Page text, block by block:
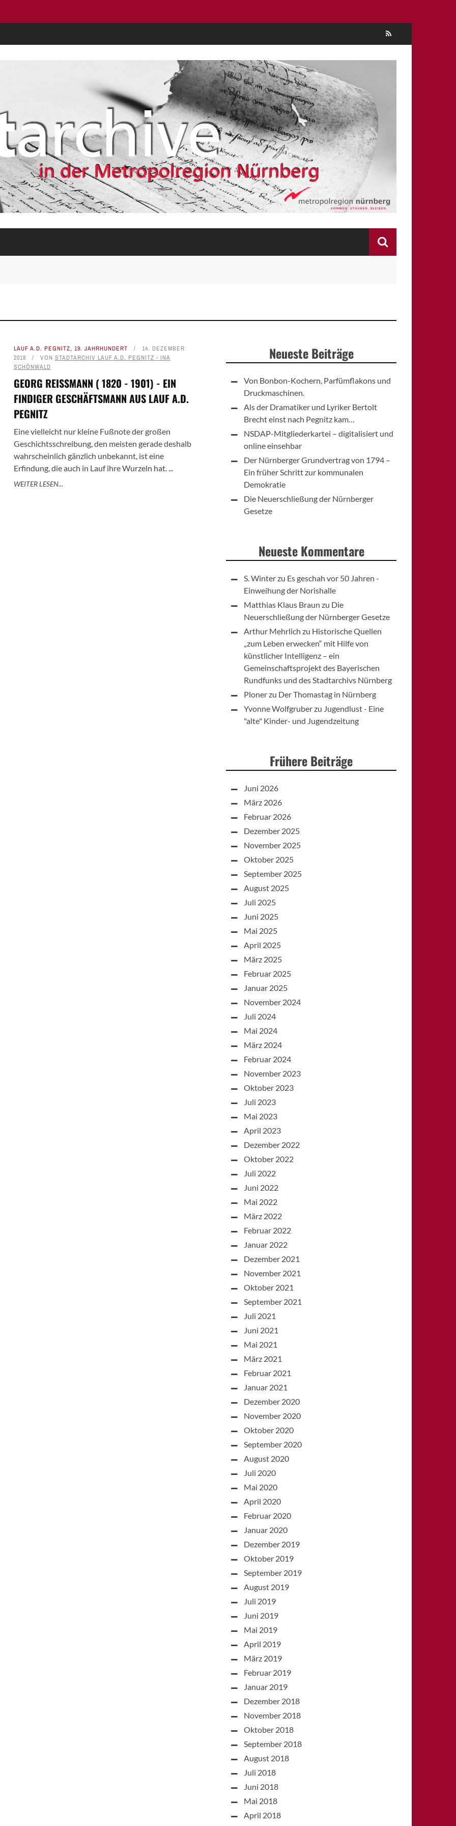
LAUF A.D. PEGNITZ, 19. JAHRHUNDERT
14. DEZEMBER
2018
VON STADTARCHIV LAUF A.D. PEGNITZ - INA
SCHÖNWALD
GEORG REISSMANN ( 1820 - 1901) - EIN
FINDIGER GESCHÄFTSMANN AUS LAUF A.D.
PEGNITZ
Eine vielleicht nur kleine Fußnote der großen
Geschichtsschreibung, den meisten gerade deshalb
wahrscheinlich gänzlich unbekannt, ist eine
Erfindung, die auch in Lauf ihre Wurzeln hat. ...
WEITER LESEN...
Neueste Beiträge
Von Bonbon-Kochern, Parfümflakons und
Druckmaschinen.
Als der Dramatiker und Lyriker Bertolt
Brecht einst nach Pegnitz kam…
NSDAP-Mitgliederkartei – digitalisiert und
online einsehbar
Der Nürnberger Grundvertrag von 1794 –
Ein früher Schritt zur kommunalen
Demokratie
Die Neuerschließung der Nürnberger
Gesetze
Neueste Kommentare
S. Winterzu Es geschah vor 50 Jahren -
Einweihung der Norishalle
Matthias Klaus Braun zu Die
Neuerschließung der Nürnberger Gesetze
Arthur Mehrlich zu Historische Quellen
„zum Leben erwecken“ mit Hilfe von
künstlicher Intelligenz – ein
Gemeinschaftsprojekt des Bayerischen
Rundfunks und des Stadtarchivs Nürnberg
Plonerzu Der Thomastag in Nürnberg
Yvonne Wolfgruberzu Jugendlust - Eine
"alte" Kinder- und Jugendzeitung
Frühere Beiträge
Juni 2026
März 2026
Februar 2026
Dezember 2025
November 2025
Oktober 2025
September 2025
August 2025
Juli 2025
Juni 2025
Mai 2025
April 2025
März 2025
Februar 2025
Januar 2025
November 2024
Juli 2024
Mai 2024
März 2024
Februar 2024
November 2023
Oktober 2023
Juli 2023
Mai 2023
April 2023
Dezember 2022
Oktober 2022
Juli 2022
Juni 2022
Mai 2022
März 2022
Februar 2022
Januar 2022
Dezember 2021
November 2021
Oktober 2021
September 2021
Juli 2021
Juni 2021
Mai 2021
März 2021
Februar 2021
Januar 2021
Dezember 2020
November 2020
Oktober 2020
September 2020
August 2020
Juli 2020
Mai 2020
April 2020
Februar 2020
Januar 2020
Dezember 2019
Oktober 2019
September 2019
August 2019
Juli 2019
Juni 2019
Mai 2019
April 2019
März 2019
Februar 2019
Januar 2019
Dezember 2018
November 2018
Oktober 2018
September 2018
August 2018
Juli 2018
Juni 2018
Mai 2018
April 2018